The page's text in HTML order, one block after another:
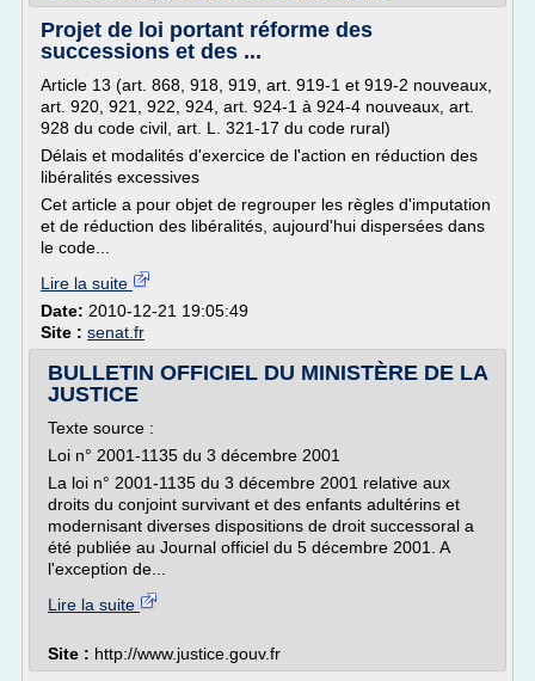
Projet de loi portant réforme des
successions et des ...
Article 13 (art. 868, 918, 919, art. 919-1 et 919-2 nouveaux,
art. 920, 921, 922, 924, art. 924-1 à 924-4 nouveaux, art.
928 du code civil, art. L. 321-17 du code rural)
Délais et modalités d'exercice de l'action en réduction des
libéralités excessives
Cet article a pour objet de regrouper les règles d'imputation
et de réduction des libéralités, aujourd'hui dispersées dans
le code...
Lire la suite
Date: 2010-12-21 19:05:49
Site : senat.fr
BULLETIN OFFICIEL DU MINISTÈRE DE LA
JUSTICE
Texte source :
Loi n° 2001-1135 du 3 décembre 2001
La loi n° 2001-1135 du 3 décembre 2001 relative aux
droits du conjoint survivant et des enfants adultérins et
modernisant diverses dispositions de droit successoral a
été publiée au Journal officiel du 5 décembre 2001. A
l'exception de...
Lire la suite
Site : http://www.justice.gouv.fr